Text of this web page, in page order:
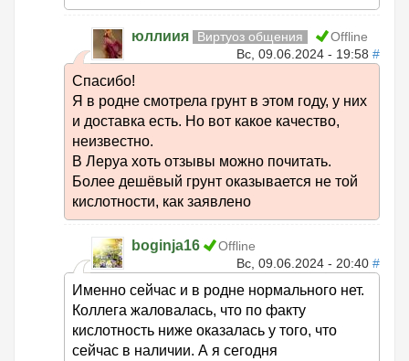
юллиия Виртуоз общения
Offline
Вс, 09.06.2024 - 19:58 #
Спасибо!
Я в родне смотрела грунт в этом году, у них
и доставка есть. Но вот какое качество,
неизвестно.
В Леруа хоть отзывы можно почитать.
Более дешёвый грунт оказывается не той
кислотности, как заявлено
boginja16
Offline
Вс, 09.06.2024 - 20:40 #
Именно сейчас и в родне нормального нет.
Коллега жаловалась, что по факту
кислотность ниже оказалась у того, что
сейчас в наличии. А я сегодня